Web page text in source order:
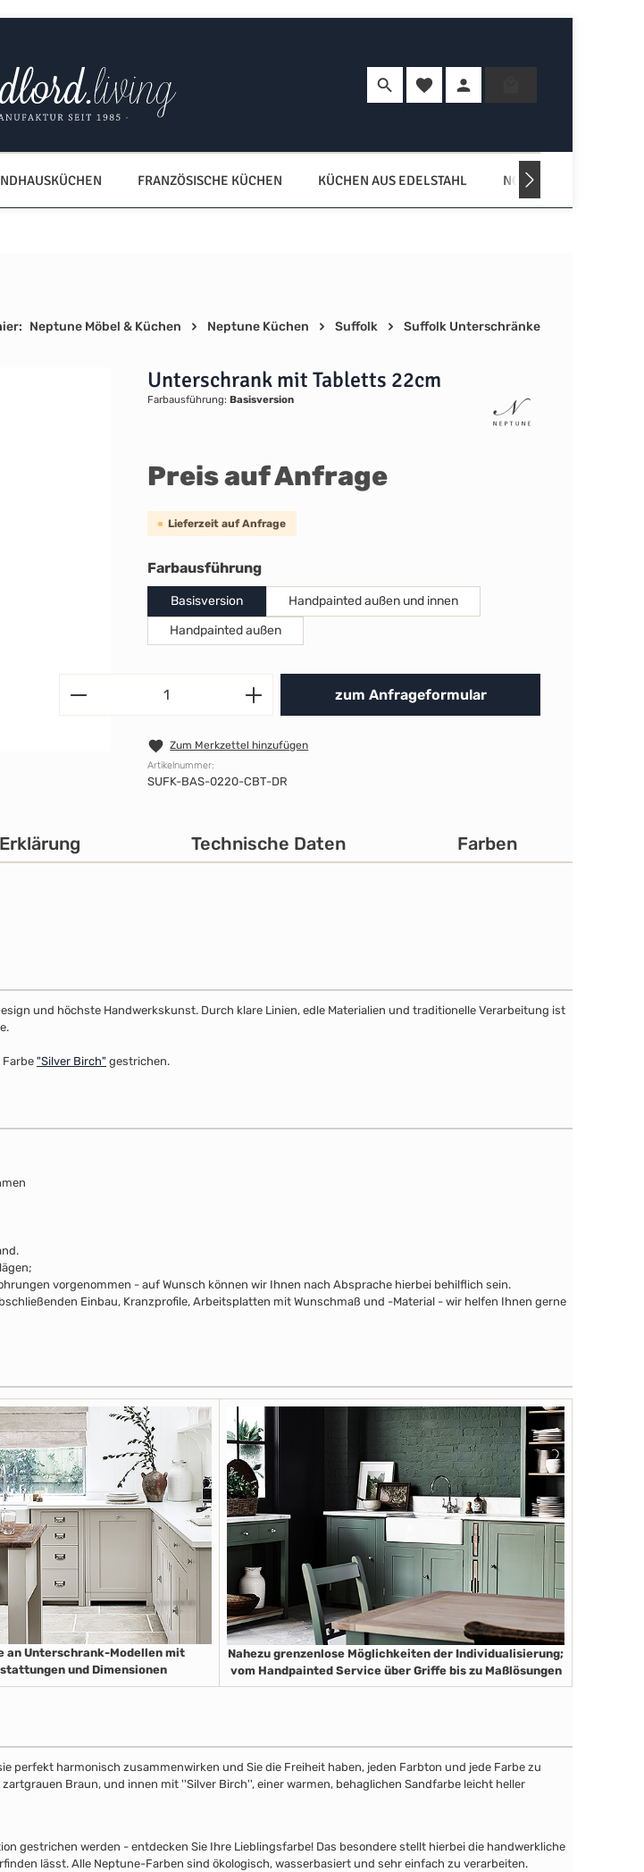
Du hast 0 Produkte auf dem Merkzettel
FRANZÖSISCHE KÜCHEN KÜCHEN AUS EDELSTAHL NORDISCHE KÜCHEN
Neptune Möbel & Küchen Neptune Küchen Suffolk Suffolk Unterschränke
Unterschrank mit Tabletts 22cm
Farbausführung: Basisversion
Preis auf Anfrage
Lieferzeit auf Anfrage
Farbausführungauswählen
Basisversion
Handpainted außen und innen
Handpainted außen
Produkt Anzahl: Gib den
zum Anfrageformular
Zum Merkzettel hinzufügen
Artikelnummer:
SUFK-BAS-0220-CBT-DR
Erklärung Technische Daten Farben
und höchste Handwerkskunst. Durch klare Linien, edle Materialien und traditionelle Verarbeitung ist
"Silver Birch" gestrichen.
vorgenommen - auf Wunsch können wir Ihnen nach Absprache hierbei behilflich sein.
Einbau, Kranzprofile, Arbeitsplatten mit Wunschmaß und -Material - wir helfen Ihnen gerne
an Unterschrank-Modellen mit
und Dimensionen
Nahezu grenzenlose Möglichkeiten der Individualisierung;
vom Handpainted Service über Griffe bis zu Maßlösungen
perfekt harmonisch zusammenwirken und Sie die Freiheit haben, jeden Farbton und jede Farbe zu
Braun, und innen mit ''Silver Birch'', einer warmen, behaglichen Sandfarbe leicht heller
gestrichen werden - entdecken Sie Ihre Lieblingsfarbe! Das besondere stellt hierbei die handwerkliche
lässt. Alle Neptune-Farben sind ökologisch, wasserbasiert und sehr einfach zu verarbeiten.